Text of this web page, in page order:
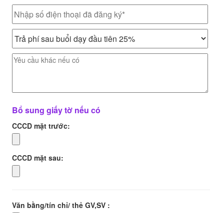
Bổ sung giấy tờ nếu có
CCCD mặt trước:
CCCD mặt sau:
Văn bằng/tín chỉ/ thẻ GV,SV :